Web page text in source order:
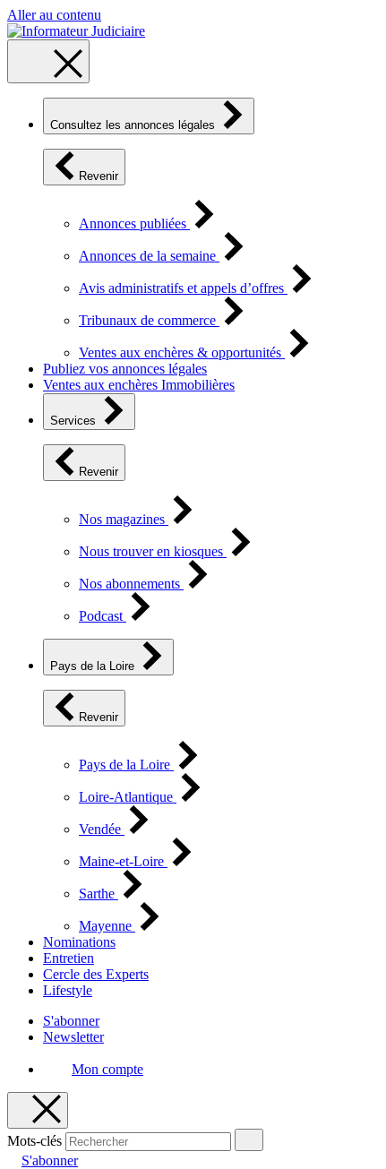
Aller au contenu
Consultez les annonces légales
Revenir
Annonces publiées
Annonces de la semaine
Avis administratifs et appels d’offres
Tribunaux de commerce
Ventes aux enchères & opportunités
Publiez vos annonces légales
Ventes aux enchères Immobilières
Services
Revenir
Nos magazines
Nous trouver en kiosques
Nos abonnements
Podcast
Pays de la Loire
Revenir
Pays de la Loire
Loire-Atlantique
Vendée
Maine-et-Loire
Sarthe
Mayenne
Nominations
Entretien
Cercle des Experts
Lifestyle
S'abonner
Newsletter
Mon compte
Mots-clés
S'abonner